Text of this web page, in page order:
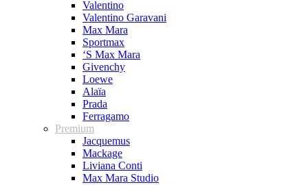
Valentino
Valentino Garavani
Max Mara
Sportmax
‘S Max Mara
Givenchy
Loewe
Alaïa
Prada
Ferragamo
Premium
Jacquemus
Mackage
Liviana Conti
Max Mara Studio